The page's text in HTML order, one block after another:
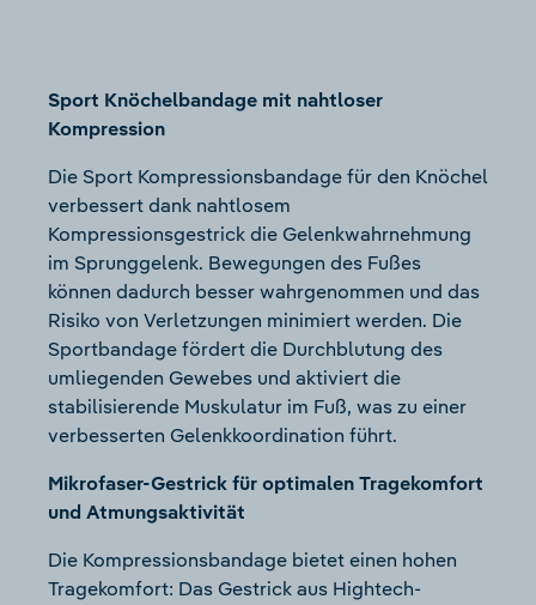
Sport Knöchelbandage mit nahtloser
Kompression
Die Sport Kompressionsbandage für den Knöchel
verbessert dank nahtlosem
Kompressionsgestrick die Gelenkwahrnehmung
im Sprunggelenk. Bewegungen des Fußes
können dadurch besser wahrgenommen und das
Risiko von Verletzungen minimiert werden. Die
Sportbandage fördert die Durchblutung des
umliegenden Gewebes und aktiviert die
stabilisierende Muskulatur im Fuß, was zu einer
verbesserten Gelenkkoordination führt.
Mikrofaser-Gestrick für optimalen Tragekomfort
und Atmungsaktivität
Die Kompressionsbandage bietet einen hohen
Tragekomfort: Das Gestrick aus Hightech-